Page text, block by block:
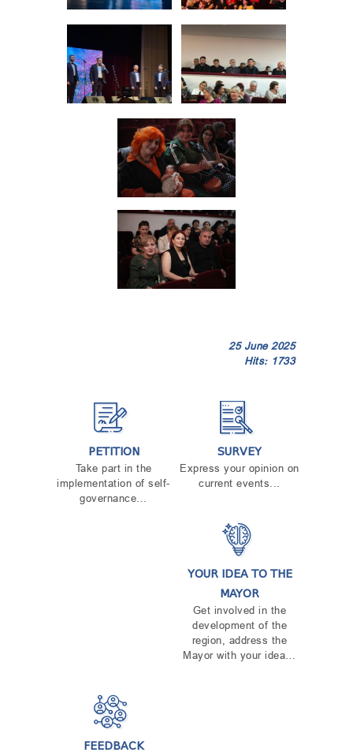
25 June 2025
Hits: 1733
PETITION
Take part in the
implementation of self-
governance…
SURVEY
Express your opinion on
current events...
YOUR IDEA TO THE
MAYOR
Get involved in the
development of the
region, address the
Mayor with your idea…
FEEDBACK